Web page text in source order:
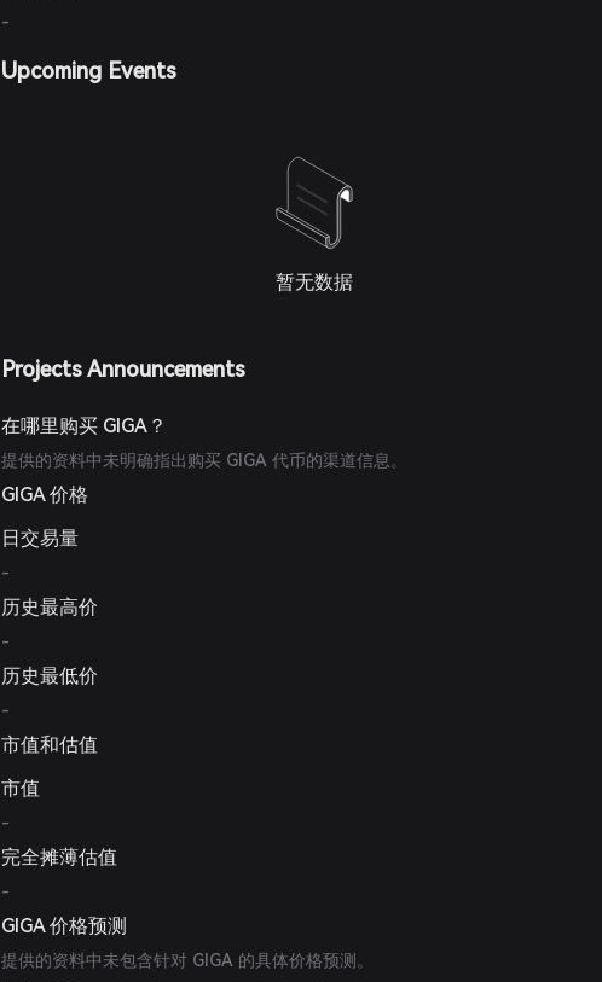
-
Upcoming Events
暂无数据
Projects Announcements
在哪里购买 GIGA？
提供的资料中未明确指出购买 GIGA 代币的渠道信息。
GIGA 价格
日交易量
-
历史最高价
-
历史最低价
-
市值和估值
市值
-
完全摊薄估值
-
GIGA 价格预测
提供的资料中未包含针对 GIGA 的具体价格预测。